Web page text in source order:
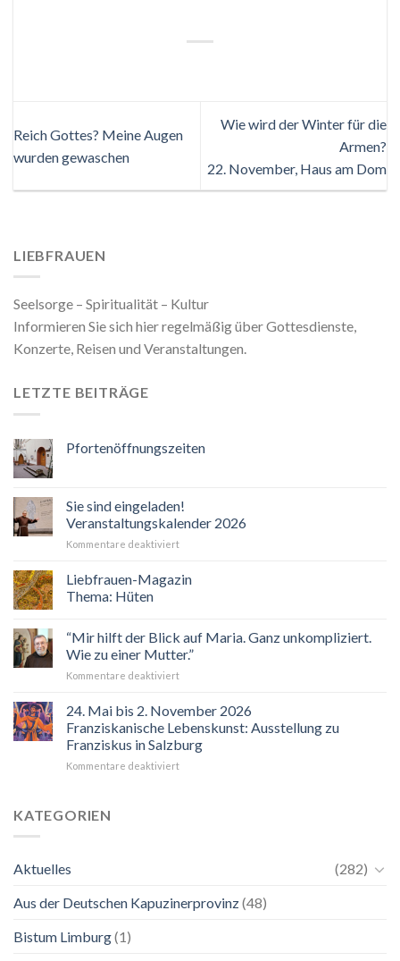
Reich Gottes? Meine Augen
wurden gewaschen
Wie wird der Winter für die
Armen?
22. November, Haus am Dom
LIEBFRAUEN
Seelsorge – Spiritualität – Kultur
Informieren Sie sich hier regelmäßig über Gottesdienste,
Konzerte, Reisen und Veranstaltungen.
LETZTE BEITRÄGE
Pfortenöffnungszeiten
Sie sind eingeladen!
Veranstaltungskalender 2026
Kommentare deaktiviertfür
sind
eingeladen!
Liebfrauen-Magazin
Thema: Hüten
“Mir hilft der Blick auf Maria. Ganz unkompliziert.
Wie zu einer Mutter.”
Kommentare deaktiviertfür
hilft
der
Blick
auf
Maria.
24. Mai bis 2. November 2026
Franziskanische Lebenskunst: Ausstellung zu
Franziskus in Salzburg
Kommentare deaktiviertfür
Ausstellung
KATEGORIEN
Aktuelles
(282)
Aus der Deutschen Kapuzinerprovinz(48)
Bistum Limburg(1)